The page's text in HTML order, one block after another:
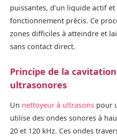
puissantes, d’un liquide actif
fonctionnement précis. Ce
zones difficiles à atteindre et
sans contact direct.
Principe de la
ultrasonores
Un nettoyeur à ultrasons pour
utilise des ondes sonores à
20 et 120 kHz. Ces ondes